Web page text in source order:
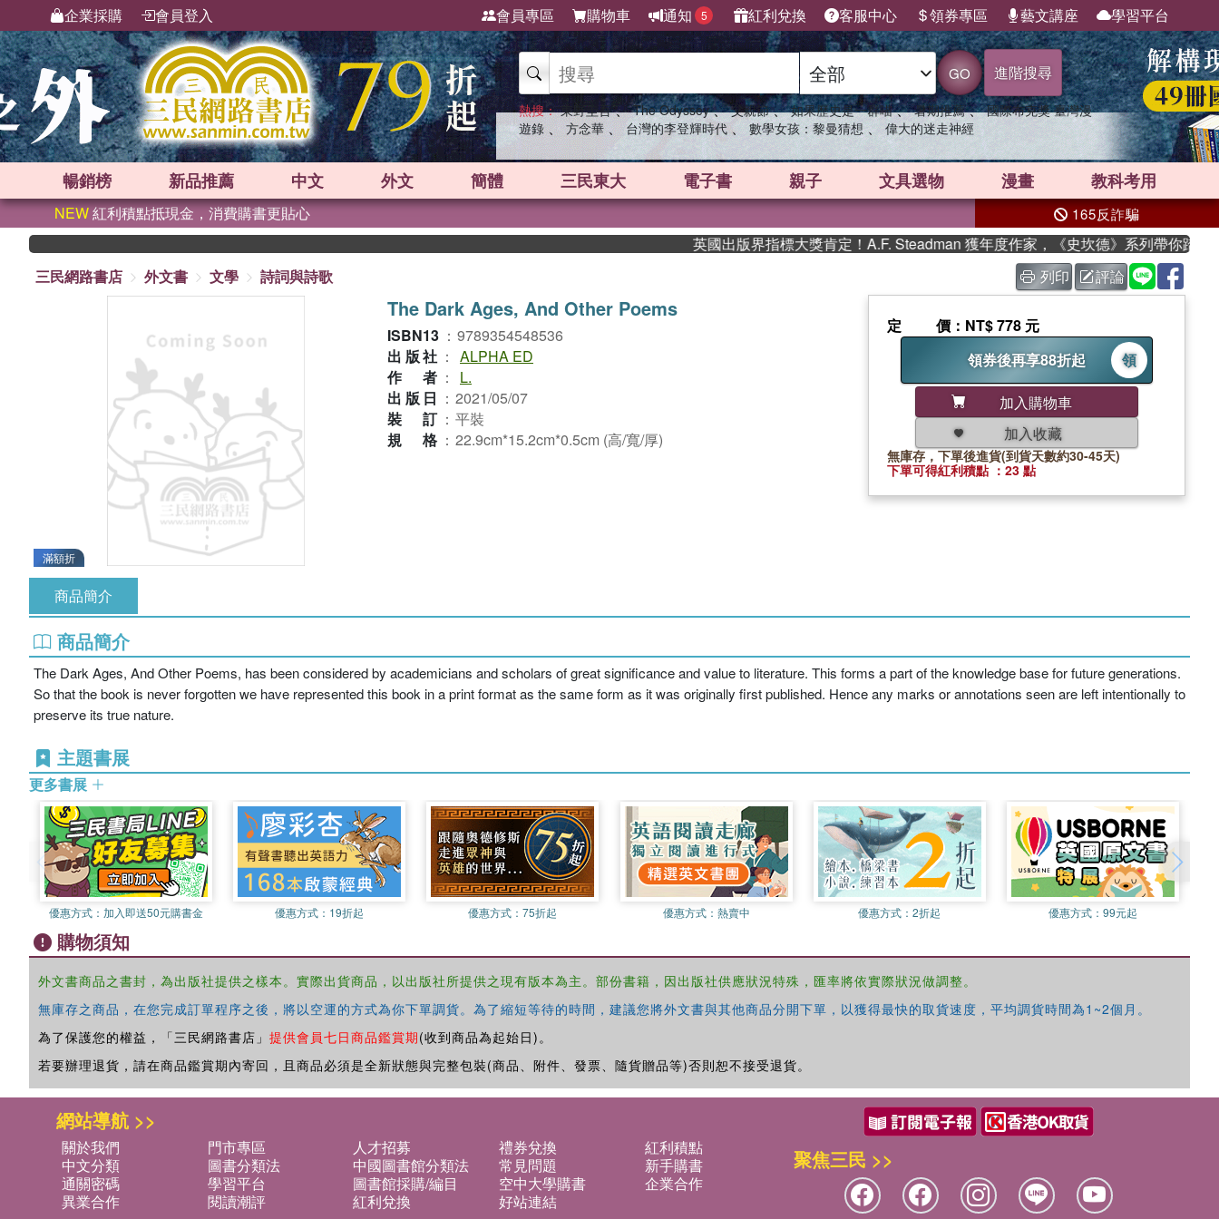
企業採購 會員登入 會員專區 購物車 通知 5 紅利兌換 客服中心 領券專區 藝文講座 學習平台
GO 進階搜尋
熱搜： 東野圭吾 、 The Odyssey 、 父親節 、 如果歷史是一群喵 、 暑期推薦 、 國際布克獎 臺灣漫
遊錄 、 方念華 、 台灣的李登輝時代 、 數學女孩：黎曼猜想 、 偉大的迷走神經
暢銷榜 新品推薦 中文 外文 簡體 三民東大 電子書 親子 文具選物 漫畫 教科考用
NEW紅利積點抵現金，消費購書更貼心 165反詐騙
英國出版界指標大獎肯定！A.F. Steadman 獲年度作家，《史坎德》系列帶你踏上熱血
三民網路書店
外文書 文學 詩詞與詩歌 列印 評論
滿額折
The Dark Ages, And Other Poems
ISBN13 ： 9789354548536
出版社 ： ALPHA ED
作者 ：
L.
出版日 ： 2021/05/07
裝訂 ： 平裝
規格 ： 22.9cm*15.2cm*0.5cm (高/寬/厚)
定價 ：NT$ 778 元
領券後再享88折起
領
加入購物車
加入收藏
無庫存，下單後進貨(到貨天數約30-45天)
下單可得紅利積點 ：23 點
商品簡介
商品簡介
The Dark Ages, And Other Poems, has been considered by academicians and scholars of great significance and value to literature. This forms a part of the knowledge base for future generations.
So that the book is never forgotten we have represented this book in a print format as the same form as it was originally first published. Hence any marks or annotations seen are left intentionally to
preserve its true nature.
主題書展
更多書展
優惠方式： 加入即送50元購書金 優惠方式： 19折起 優惠方式：75折起 優惠方式： 熱賣中 優惠方式：2折起 優惠方式：99元起
購物須知
外文書商品之書封，為出版社提供之樣本。實際出貨商品，以出版社所提供之現有版本為主。部份書籍，因出版社供應狀況特殊，匯率將依實際狀況做調整。
無庫存之商品，在您完成訂單程序之後，將以空運的方式為你下單調貨。為了縮短等待的時間，建議您將外文書與其他商品分開下單，以獲得最快的取貨速度，平均調貨時間為1~2個月。
為了保護您的權益，「三民網路書店」 提供會員七日商品鑑賞期(收到商品為起始日)。
若要辦理退貨，請在商品鑑賞期內寄回，且商品必須是全新狀態與完整包裝(商品、附件、發票、隨貨贈品等)否則恕不接受退貨。
網站導航 >>
關於我們 門市專區 人才招募 禮券兌換
紅利積點
中文分類
圖書分類法 中國圖書館分類法 常見問題
新手購書
通關密碼
學習平台 圖書館採購/編目 空中大學購書
企業合作
異業合作
閱讀潮評 紅利兌換 好站連結
聚焦三民 >>